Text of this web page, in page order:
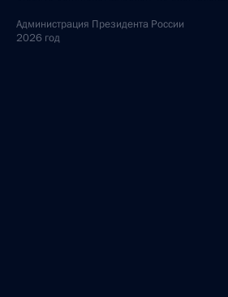
Администрация Президента России
2026 год